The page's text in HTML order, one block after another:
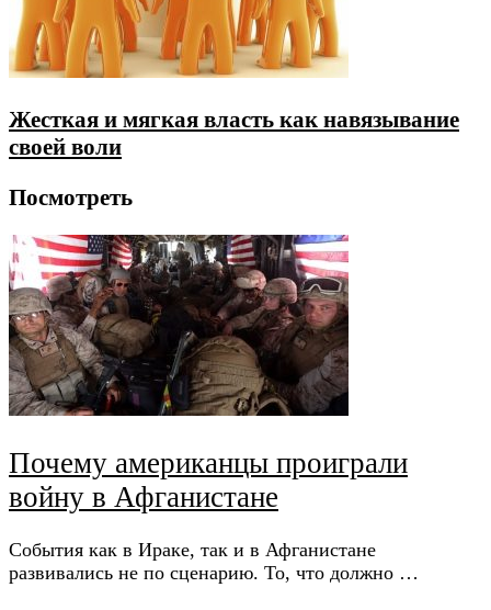
Жесткая и мягкая власть как навязывание
своей воли
Посмотреть
Почему американцы проиграли
войну в Афганистане
События как в Ираке, так и в Афганистане
развивались не по сценарию. То, что должно …